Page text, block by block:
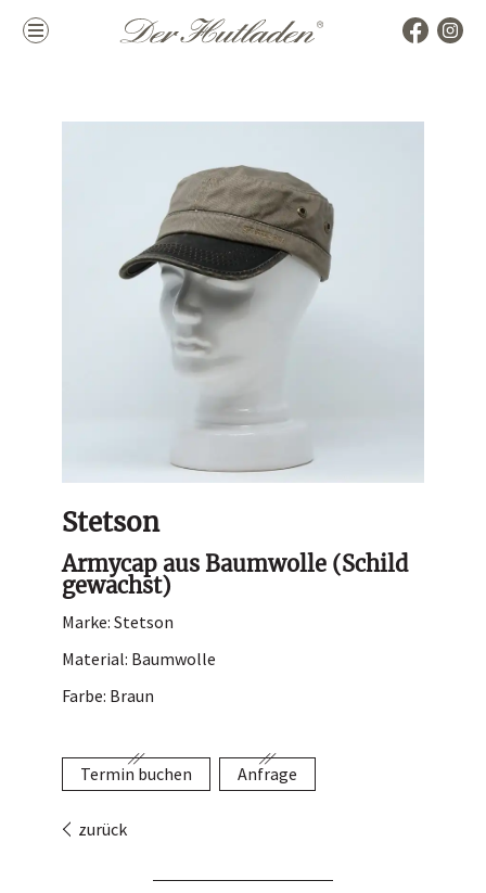
Marken
alle Marken
Top Marken
Winter
Hutladen
Portrait
Service
Termin buchen
Kontakt
Stetson
Armycap aus Baumwolle (Schild
gewachst)
Marke: Stetson
Material: Baumwolle
Farbe: Braun
Termin buchen Anfrage
zurück